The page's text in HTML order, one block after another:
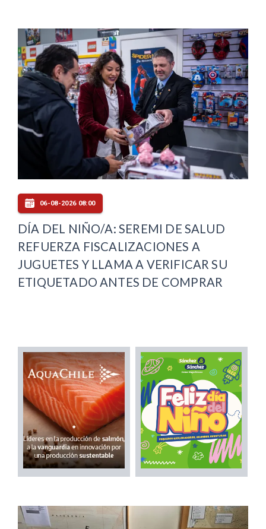
06-08-2026 08:00
DÍA DEL NIÑO/A: SEREMI DE SALUD
REFUERZA FISCALIZACIONES A
JUGUETES Y LLAMA A VERIFICAR SU
ETIQUETADO ANTES DE COMPRAR